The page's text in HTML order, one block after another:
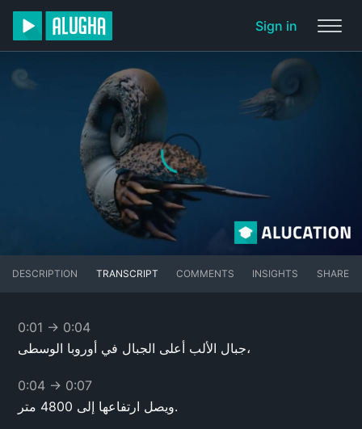
Sign in
DESCRIPTION TRANSCRIPT COMMENTS INSIGHTS SHARE
0:01 → 0:04
جبال الألب أعلى الجبال في أوروبا الوسطى،
0:04 → 0:07
ويصل ارتفاعها إلى 4800 متر.